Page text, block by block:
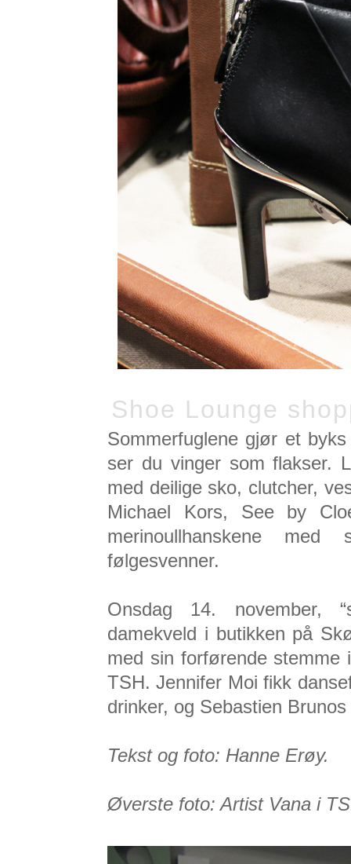
Shoe Lounge
Sommerfuglene gjør et
ser du vinger som flakser.
med deilige sko, clutcher,
Michael Kors, See by
merinoullhanskene med
følgesvenner.
Onsdag 14. november,
damekveld i butikken på
med sin forførende stemme
TSH. Jennifer Moi fikk
drinker, og Sebastien
Tekst og foto: Hanne Erøy.
Øverste foto: Artist Vana i